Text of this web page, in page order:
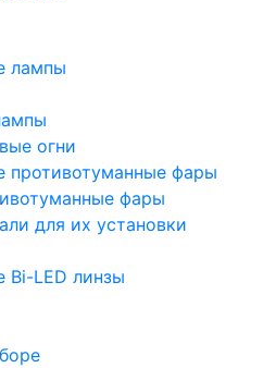
лампы
огни
противотуманные фары
фары
для их установки
Bi-LED линзы